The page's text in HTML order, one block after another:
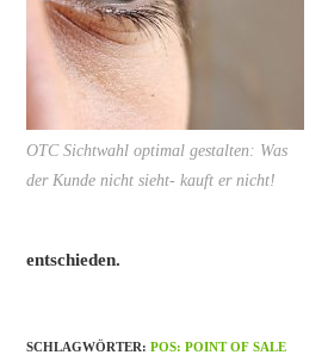
OTC Sichtwahl optimal gestalten: Was
der Kunde nicht sieht- kauft er nicht!
entschieden.
SCHLAGWÖRTER:POS: POINT OF SALE